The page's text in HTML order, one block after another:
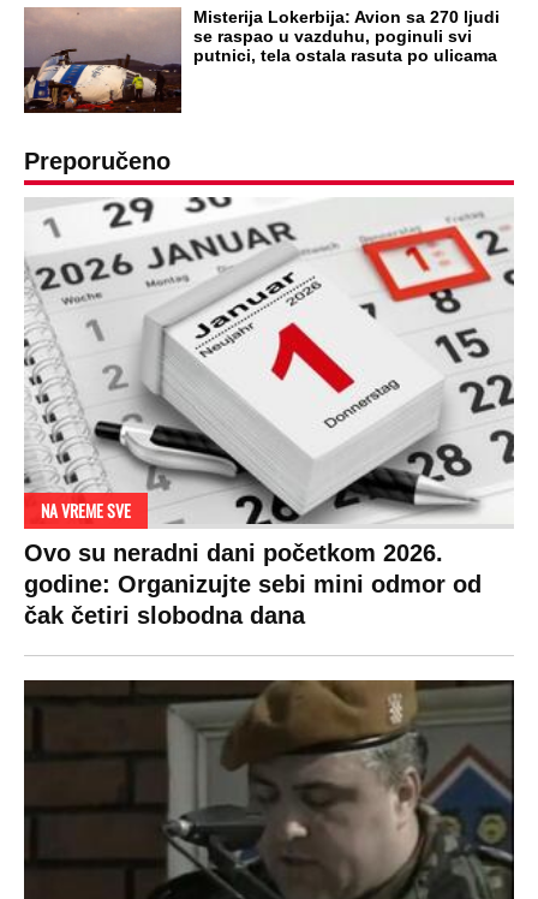
Misterija Lokerbija: Avion sa 270 ljudi
se raspao u vazduhu, poginuli svi
putnici, tela ostala rasuta po ulicama
Preporučeno
NA VREME SVE
Ovo su neradni dani početkom 2026.
godine: Organizujte sebi mini odmor od
čak četiri slobodna dana